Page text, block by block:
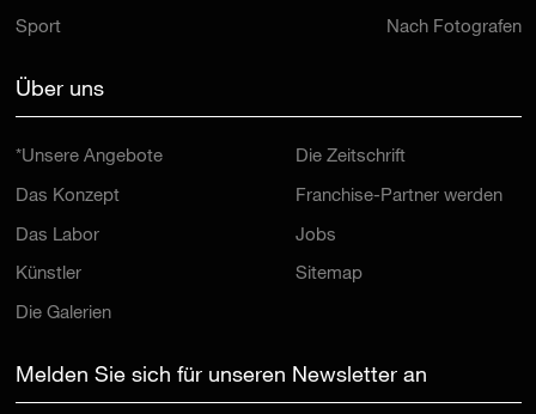
Sport Nach Fotografen
Über uns
*Unsere Angebote
Das Konzept
Das Labor
Künstler
Die Galerien
Die Zeitschrift
Franchise-Partner werden
Jobs
Sitemap
Melden Sie sich für unseren Newsletter an